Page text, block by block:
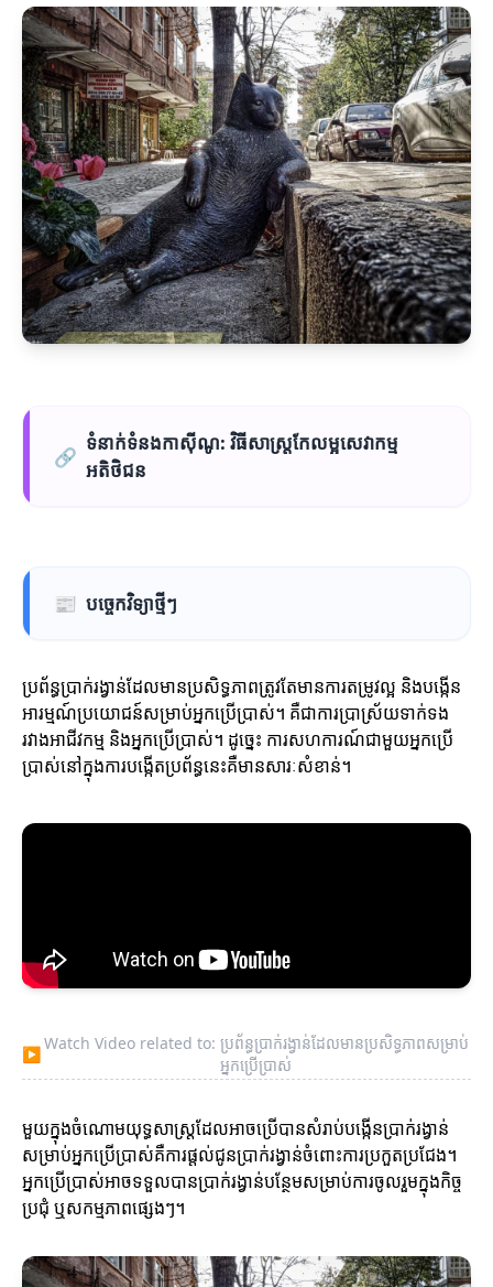
🔗
ទំនាក់ទំនងកាស៊ីណូ: វិធីសាស្ត្រកែលម្អសេវាកម្ម
អតិថិជន
📰 បច្ចេកវិទ្យាថ្មីៗ
ប្រព័ន្ធប្រាក់រង្វាន់ដែលមានប្រសិទ្ធភាពត្រូវតែមានការតម្រូវល្អ និងបង្កើន
អារម្មណ៍ប្រយោជន៍សម្រាប់អ្នកប្រើប្រាស់។ គឺជាការប្រាស្រ័យទាក់ទង
រវាងអាជីវកម្ម និងអ្នកប្រើប្រាស់។ ដូច្នេះ ការសហការណ៍ជាមួយអ្នកប្រើ
ប្រាស់នៅក្នុងការបង្កើតប្រព័ន្ធនេះគឺមានសារៈសំខាន់។
▶
Watch Video related to: ប្រព័ន្ធប្រាក់រង្វាន់ដែលមានប្រសិទ្ធភាពសម្រាប់
អ្នកប្រើប្រាស់
មួយក្នុងចំណោមយុទ្ធសាស្ត្រដែលអាចប្រើបានសំរាប់បង្កើនប្រាក់រង្វាន់
សម្រាប់អ្នកប្រើប្រាស់គឺការផ្តល់ជូនប្រាក់រង្វាន់ចំពោះការប្រកួតប្រជែង។
អ្នកប្រើប្រាស់អាចទទួលបានប្រាក់រង្វាន់បន្ថែមសម្រាប់ការចូលរួមក្នុងកិច្ច
ប្រជុំ ឬសកម្មភាពផ្សេងៗ។